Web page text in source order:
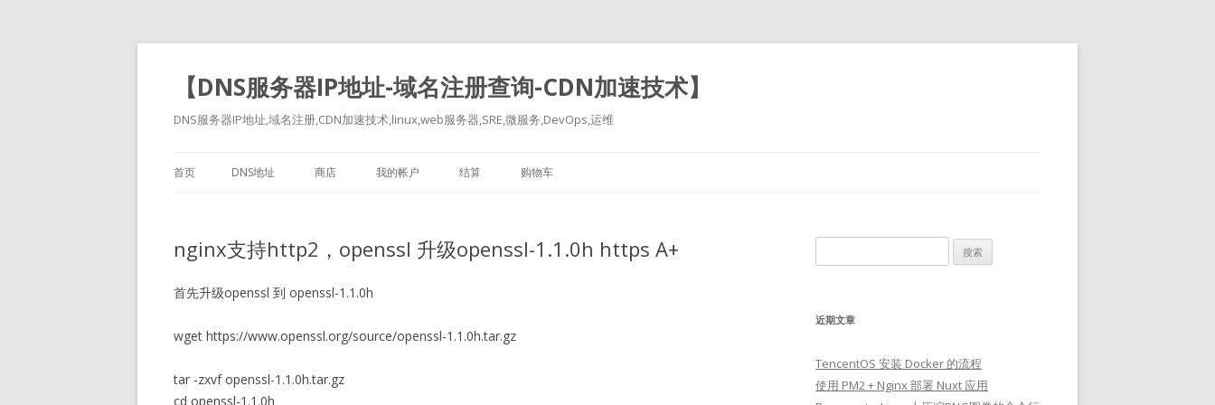
【DNS服务器IP地址-域名注册查询-CDN加速技术】
DNS服务器IP地址,域名注册,CDN加速技术,linux,web服务器,SRE,微服务,DevOps,运维
首页 DNS地址 商店 我的帐户 结算 购物车
nginx支持http2，openssl 升级openssl-1.1.0h https A+
首先升级openssl 到 openssl-1.1.0h
wget https://www.openssl.org/source/openssl-1.1.0h.tar.gz
tar -zxvf openssl-1.1.0h.tar.gz
cd openssl-1.1.0h
索：
近期文章
TencentOS 安装 Docker 的流程
使用 PM2 + Nginx 部署 Nuxt 应用